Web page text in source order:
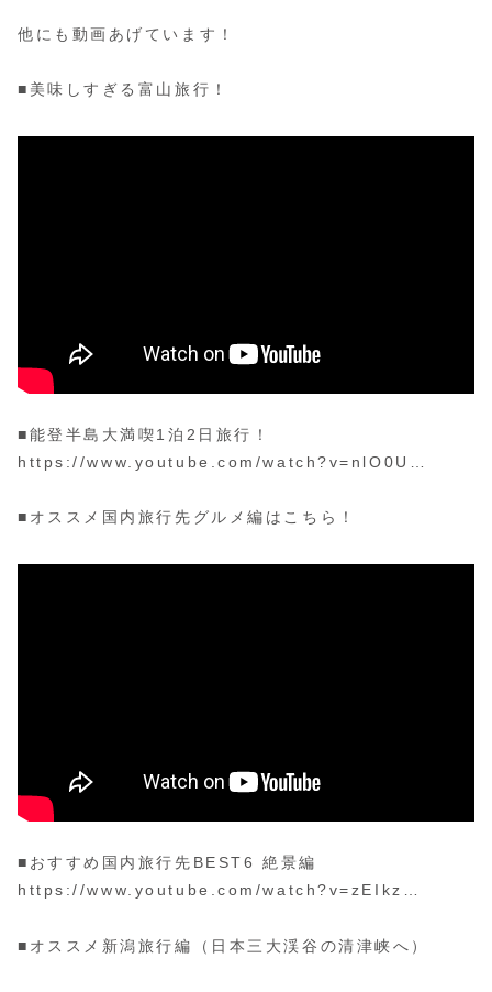
他にも動画あげています！
■美味しすぎる富山旅行！
■能登半島大満喫1泊2日旅行！
https://www.youtube.com/watch?v=nlO0U…
■オススメ国内旅行先グルメ編はこちら！
■おすすめ国内旅行先BEST6 絶景編
https://www.youtube.com/watch?v=zEIkz…
■オススメ新潟旅行編（日本三大渓谷の清津峡へ）